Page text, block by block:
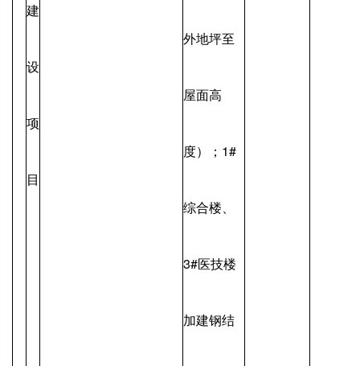
建
设
项
目
外地坪至
屋面高
度）；1#
综合楼、
3#医技楼
加建钢结